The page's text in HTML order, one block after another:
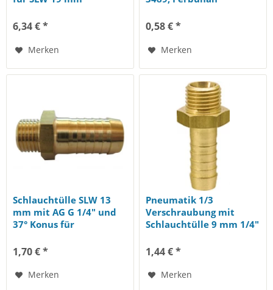
6,34 € *
Merken
0,58 € *
Merken
Schlauchtülle SLW 13
mm mit AG G 1/4" und
37° Konus für
1,70 € *
Merken
Pneumatik 1/3
Verschraubung mit
Schlauchtülle 9 mm 1/4"
1,44 € *
Merken